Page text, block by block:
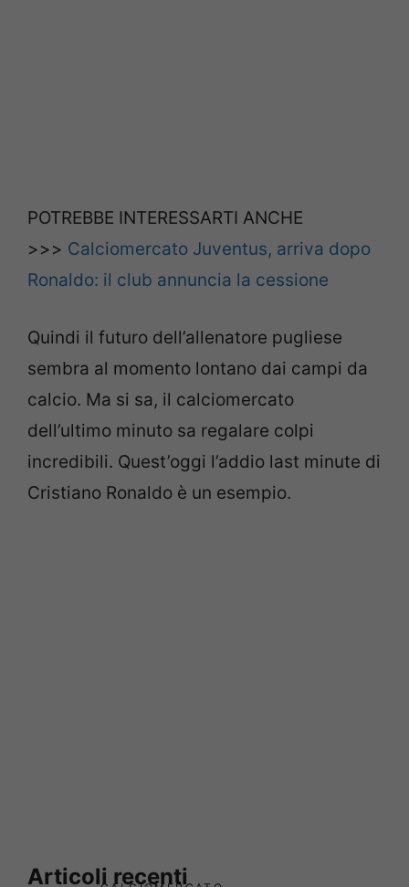
POTREBBE INTERESSARTI ANCHE
>>> Calciomercato Juventus, arriva dopo
Ronaldo: il club annuncia la cessione
Quindi il futuro dell’allenatore pugliese
sembra al momento lontano dai campi da
calcio. Ma si sa, il calciomercato
dell’ultimo minuto sa regalare colpi
incredibili. Quest’oggi l’addio last minute di
Cristiano Ronaldo è un esempio.
Articoli recenti